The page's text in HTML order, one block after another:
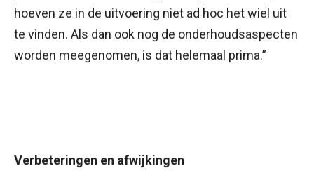
hoeven ze in de uitvoering niet ad hoc het wiel uit
te vinden. Als dan ook nog de onderhoudsaspecten
worden meegenomen, is dat helemaal prima.”
Verbeteringen en afwijkingen